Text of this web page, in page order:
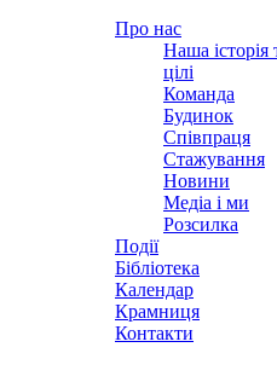
Про нас
Наша історія
цілі
Команда
Будинок
Співпраця
Стажування
Новини
Медіа і ми
Розсилка
Події
Бібліотека
Календар
Крамниця
Контакти